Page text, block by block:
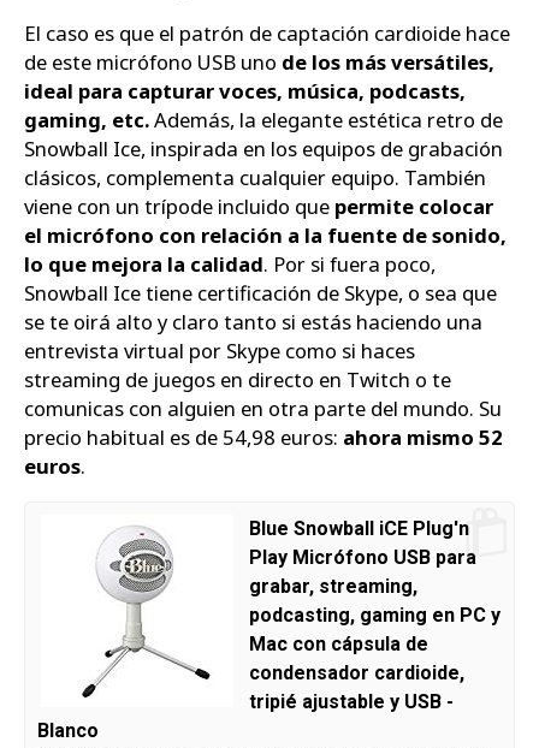
El caso es que el patrón de captación cardioide hace
de este micrófono USB uno de los más versátiles,
ideal para capturar voces, música, podcasts,
gaming, etc.Además, la elegante estética retro de
Snowball Ice, inspirada en los equipos de grabación
clásicos, complementa cualquier equipo. También
viene con un trípode incluido que permite colocar
el micrófono con relación a la fuente de sonido,
lo que mejora la calidad. Por si fuera poco,
Snowball Ice tiene certificación de Skype, o sea que
se te oirá alto y claro tanto si estás haciendo una
entrevista virtual por Skype como si haces
streaming de juegos en directo en Twitch o te
comunicas con alguien en otra parte del mundo. Su
precio habitual es de 54,98 euros: ahora mismo 52
euros.
Blue Snowball iCE Plug'n
Play Micrófono USB para
grabar, streaming,
podcasting, gaming en PC y
Mac con cápsula de
condensador cardioide,
tripié ajustable y USB -
Blanco